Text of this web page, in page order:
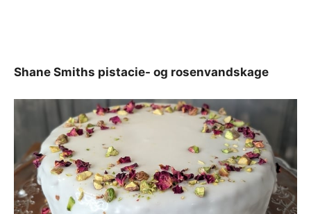
Shane Smiths pistacie- og rosenvandskage